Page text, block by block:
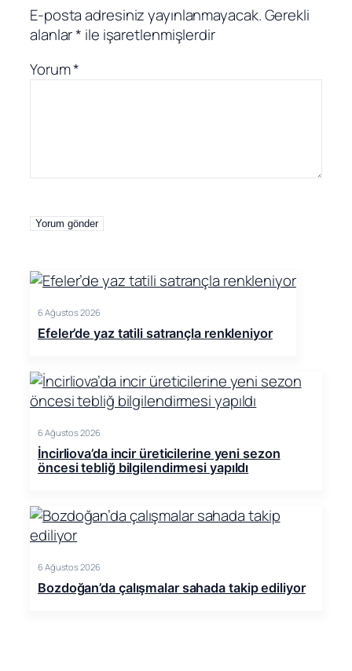
E-posta adresiniz yayınlanmayacak.Gerekli
alanlar* ile işaretlenmişlerdir
Yorum*
6 Ağustos 2026
Efeler’de yaz tatili satrançla renkleniyor
6 Ağustos 2026
İncirliova’da incir üreticilerine yeni sezon
öncesi tebliğ bilgilendirmesi yapıldı
6 Ağustos 2026
Bozdoğan’da çalışmalar sahada takip ediliyor